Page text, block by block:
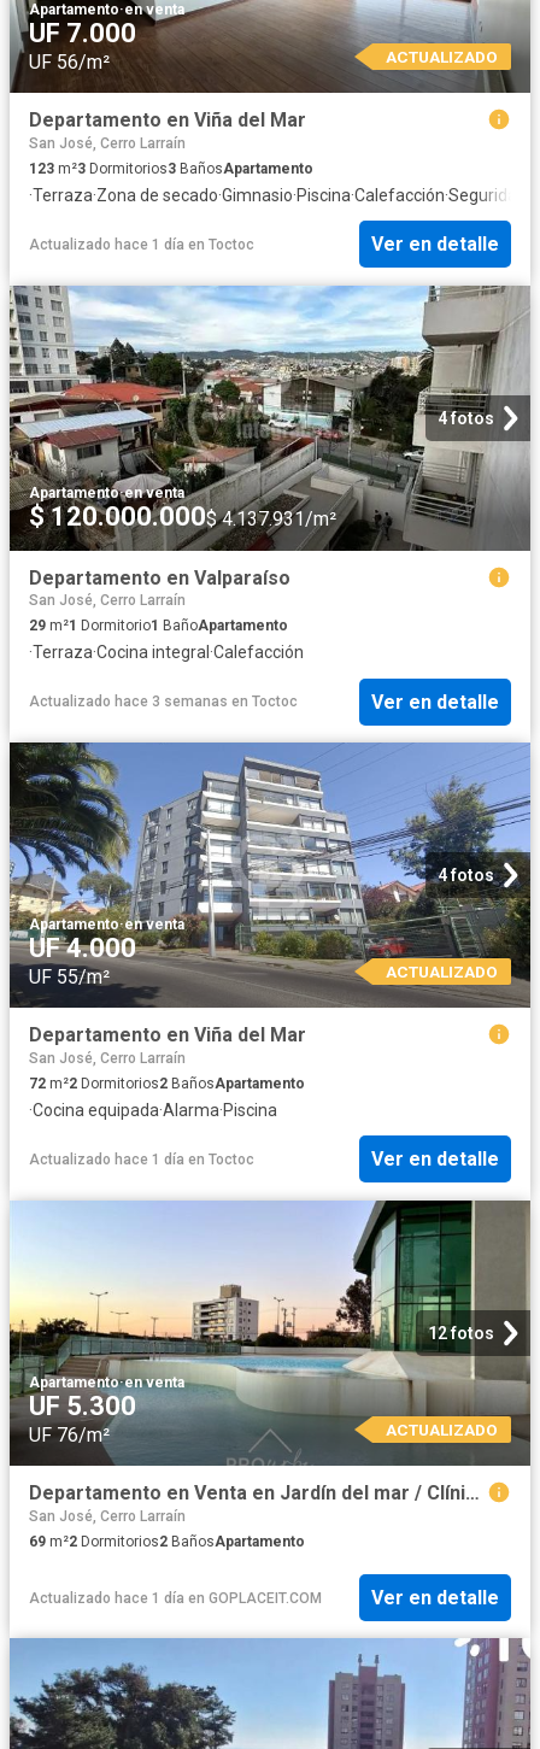
Apartamento·en venta
UF 7.000
UF 56/m² ACTUALIZADO
Departamento en Viña del Mar
San José, Cerro Larraín
123 m²3 Dormitorios3 BañosApartamento
·Terraza·Zona de secado·Gimnasio·Piscina·Calefacción·Seguridad
Actualizado hace 1 día en Toctoc Ver en detalle
4 fotos
Apartamento·en venta
$ 120.000.000$ 4.137.931/m²
Departamento en Valparaíso
San José, Cerro Larraín
29 m²1 Dormitorio1 BañoApartamento
·Terraza·Cocina integral ·Calefacción
Actualizado hace 3 semanas en Toctoc Ver en detalle
4 fotos
Apartamento·en venta
UF 4.000
UF 55/m² ACTUALIZADO
Departamento en Viña del Mar
San José, Cerro Larraín
72 m²2 Dormitorios2 BañosApartamento
·Cocina equipada·Alarma·Piscina
Actualizado hace 1 día en Toctoc Ver en detalle
12 fotos
Apartamento·en venta
UF 5.300
UF 76/m² ACTUALIZADO
Departamento en Venta en Jardín del mar / Clínica Reñaca
San José, Cerro Larraín
69 m²2 Dormitorios2 BañosApartamento
Actualizado hace 1 día en GOPLACEIT.COM Ver en detalle